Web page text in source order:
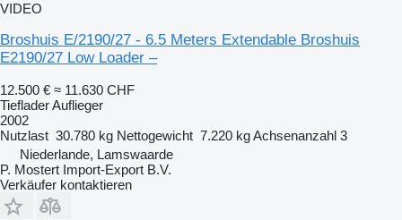
VIDEO
Broshuis E/2190/27 - 6.5 Meters Extendable Broshuis
E2190/27 Low Loader –
12.500 € ≈ 11.630 CHF
Tieflader Auflieger
2002
Nutzlast 30.780 kg Nettogewicht 7.220 kgAchsenanzahl 3
Niederlande, Lamswaarde
P. Mostert Import-Export B.V.
Verkäufer kontaktieren